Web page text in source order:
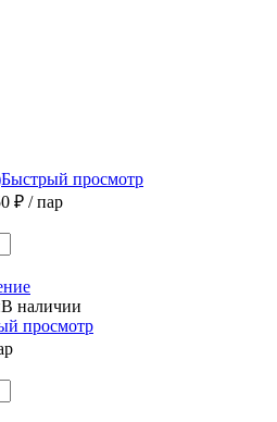
Быстрый просмотр
₽ / пар
В наличии
просмотр